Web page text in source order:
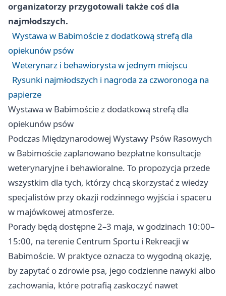
organizatorzy przygotowali także coś dla
najmłodszych.
Wystawa w Babimoście z dodatkową strefą dla
opiekunów psów
Weterynarz i behawiorysta w jednym miejscu
Rysunki najmłodszych i nagroda za czworonoga na
papierze
Wystawa w Babimoście z dodatkową strefą dla
opiekunów psów
Podczas Międzynarodowej Wystawy Psów Rasowych
w Babimoście zaplanowano bezpłatne konsultacje
weterynaryjne i behawioralne. To propozycja przede
wszystkim dla tych, którzy chcą skorzystać z wiedzy
specjalistów przy okazji rodzinnego wyjścia i spaceru
w majówkowej atmosferze.
Porady będą dostępne 2–3 maja, w godzinach 10:00–
15:00, na terenie Centrum Sportu i Rekreacji w
Babimoście. W praktyce oznacza to wygodną okazję,
by zapytać o zdrowie psa, jego codzienne nawyki albo
zachowania, które potrafią zaskoczyć nawet